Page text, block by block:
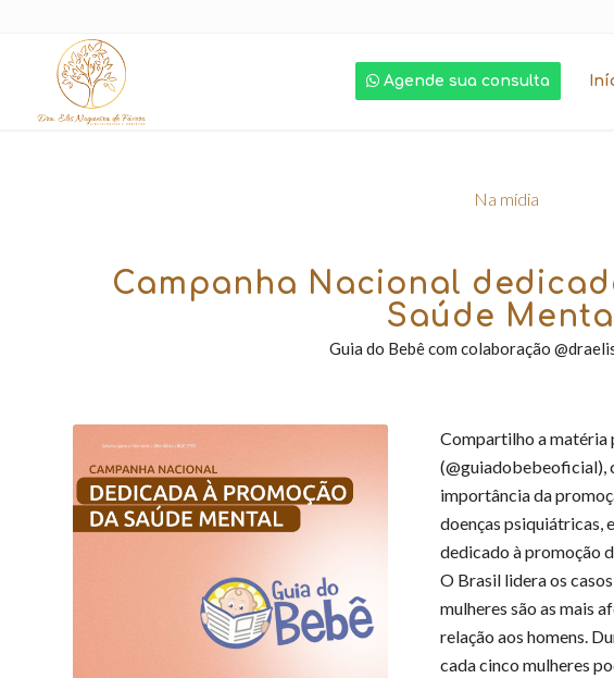
Agende sua consulta
Na mídia
Campanha Nacional
Saúde
Guia do Bebê com colaboração
Compartilho a matéria
(@guiadobebeoficial),
importância da
doenças psiquiátricas,
dedicado à promoção
O Brasil lidera os
mulheres são as mais
relação aos homens.
cada cinco mulheres